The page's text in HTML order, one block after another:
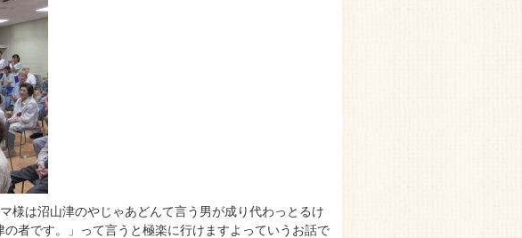
様は沼山津のやじゃあどんて言う男が成り代わっとるけ
者です。」って言うと極楽に行けますよっていうお話で